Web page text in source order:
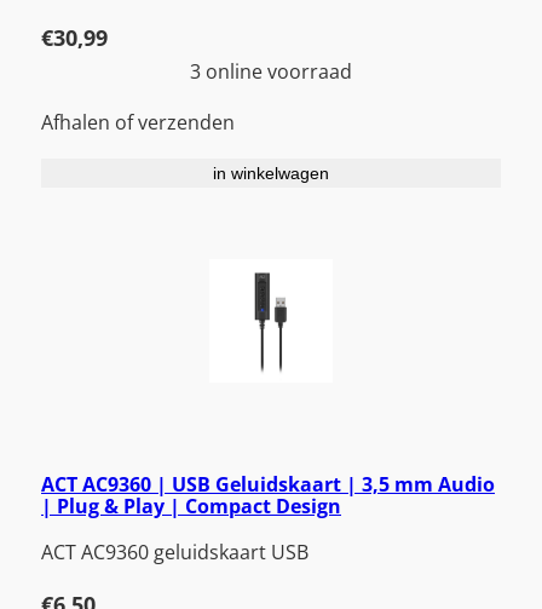
€30,99
3 online voorraad
Afhalen of verzenden
in winkelwagen
ACT AC9360 | USB Geluidskaart | 3,5 mm Audio
| Plug & Play | Compact Design
ACT AC9360 geluidskaart USB